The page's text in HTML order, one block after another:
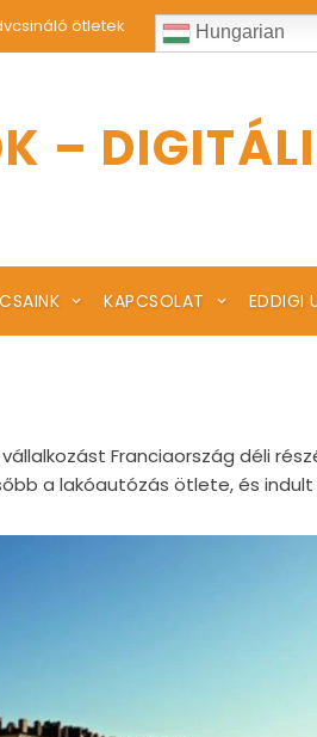
ötletek Hungarian
–
KAPCSOLAT EDDIGI
Franciaország déli
a lakóautózás ötlete, és indult